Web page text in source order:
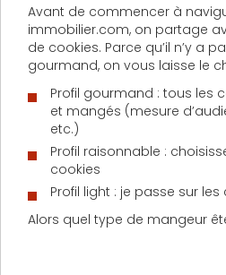
rapport au mois de
concerne également les
avec une hausse de 6
grandes agglomérations
chez les habitants de
changer d’airqui s’explique
confinements imposés
particulièrement marquée
logement est souvent plus
La part des ménages
projet immobilier
Avant de commencer à
immobilier.com, on partage
de cookies. Parce qu’il n’y a
gourmand, on vous laisse le
Profil gourmand : tous les
et mangés (mesure
etc.)
Profil raisonnable :
cookies
Profil light : je passe sur les
Alors quel type de mangeur